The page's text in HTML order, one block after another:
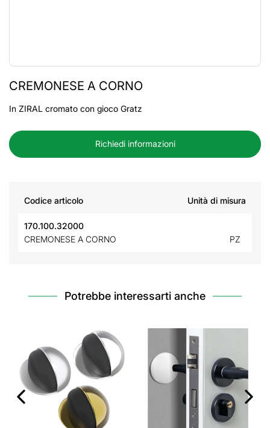
CREMONESE A CORNO
In ZIRAL cromato con gioco Gratz
Richiedi informazioni
Codice articolo Unità di misura
170.100.32000
CREMONESE A CORNO
PZ
Potrebbe interessarti anche